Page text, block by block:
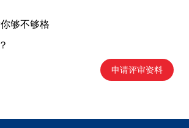
够不够格
申请评审资料